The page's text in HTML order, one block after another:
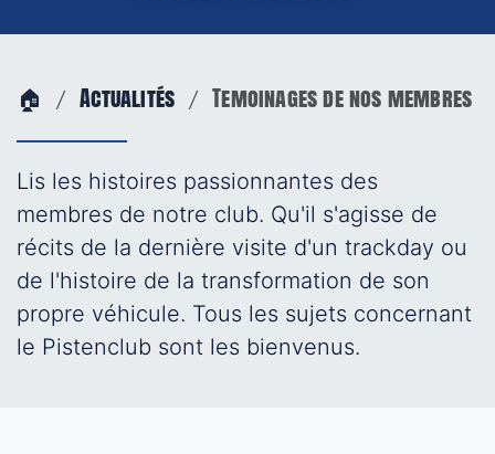
🏠 Actualités Temoinages de nos membres
Lis les histoires passionnantes des
membres de notre club. Qu'il s'agisse de
récits de la dernière visite d'un trackday ou
de l'histoire de la transformation de son
propre véhicule. Tous les sujets concernant
le Pistenclub sont les bienvenus.